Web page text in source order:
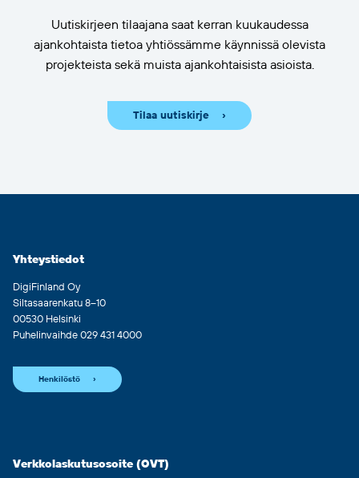
Uutiskirjeen tilaajana saat kerran kuukaudessa
ajankohtaista tietoa yhtiössämme käynnissä olevista
projekteista sekä muista ajankohtaisista asioista.
Tilaa uutiskirje
Yhteystiedot
DigiFinland Oy
Siltasaarenkatu 8–10
00530 Helsinki
Puhelinvaihde 029 431 4000
Henkilöstö
Verkkolaskutusosoite (OVT)